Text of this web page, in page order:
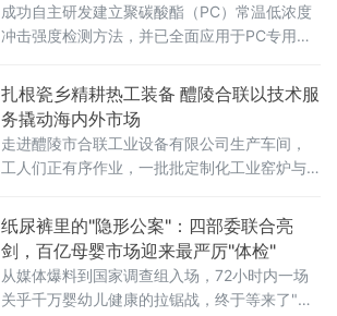
成功自主研发建立聚碳酸酯（PC）常温低浓度
冲击强度检测方法，并已全面应用于PC专用钛
高端钛白产品应用性能检测领域迈出关键一
步，为攀钢钒钛股份PC专用钛白产品的研发迭
代提供了精准、可靠的检测技术支撑。据悉，
为精准匹配
扎根瓷乡精耕热工装备 醴陵合联以技术服
务撬动海内外市场
走进醴陵市合联工业设备有限公司生产车间，
工人们正有序作业，一批批定制化工业窑炉与
生产、安装及售后运维于一体的专业热工装备
制造企业，正依托当地完整的电瓷产业链配套
优势，成长为中南地区工业智能化窑炉领域的
重要力量。合联工业设备深耕高压
纸尿裤里的"隐形公案"：四部委联合亮
剑，百亿母婴市场迎来最严厉"体检"
从媒体爆料到国家调查组入场，72小时内一场
关乎千万婴幼儿健康的拉锯战，终于等来了"裁